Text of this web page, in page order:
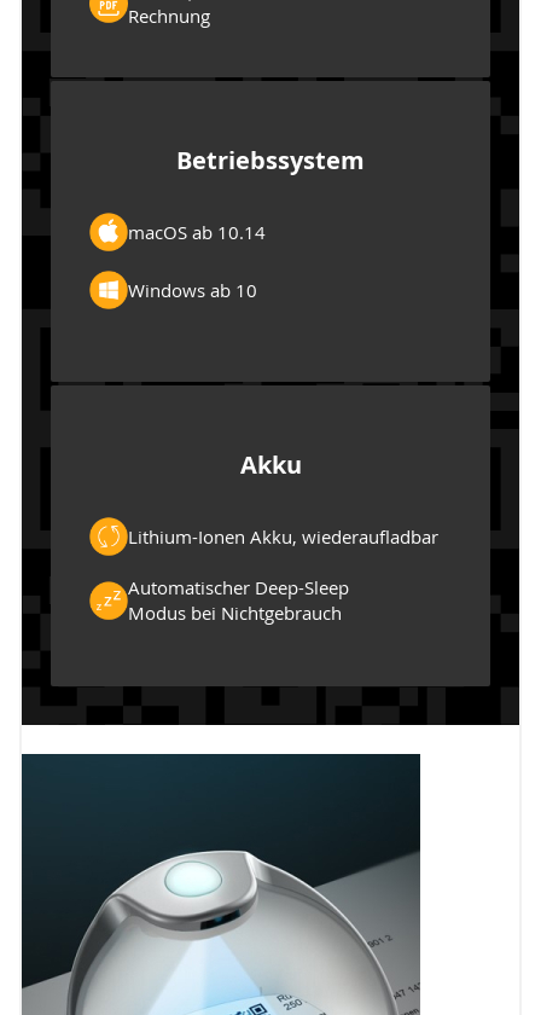
Rechnung
Betriebssystem
macOS ab 10.14
Windows ab 10
Akku
Lithium-Ionen Akku, wiederaufladbar
Automatischer Deep-Sleep
Modus bei Nichtgebrauch